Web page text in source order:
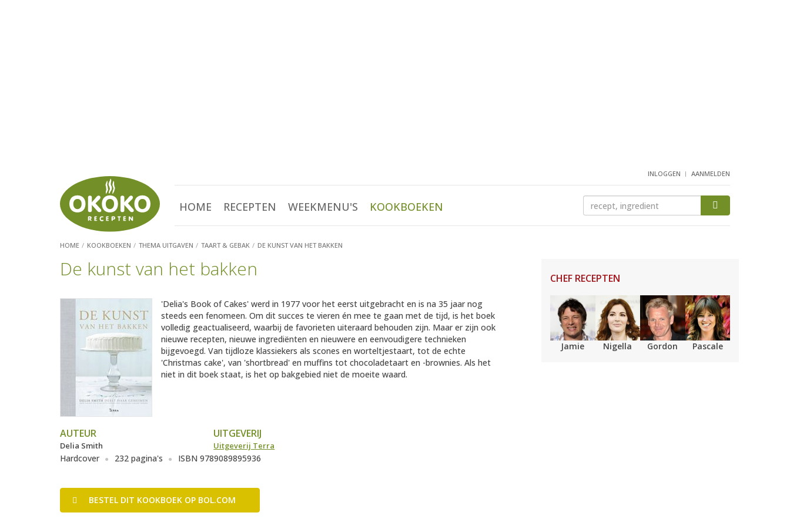
INLOGGEN AANMELDEN
HOME RECEPTEN WEEKMENU'S KOOKBOEKEN
HOME KOOKBOEKEN THEMA UITGAVEN TAART & GEBAK DE KUNST VAN HET BAKKEN
De kunst van het bakken
'Delia's Book of Cakes' werd in 1977 voor het eerst uitgebracht en is na 35 jaar nog
steeds een fenomeen. Om dit succes te vieren én mee te gaan met de tijd, is het boek
volledig geactualiseerd, waarbij de favorieten uiteraard behouden zijn. Maar er zijn ook
nieuwe recepten, nieuwe ingrediënten en nieuwere en eenvoudigere technieken
bijgevoegd. Van tijdloze klassiekers als scones en worteltjestaart, tot de echte
'Christmas cake', van 'shortbread' en muffins tot chocoladetaart en -brownies. Als het
niet in dit boek staat, is het op bakgebied niet de moeite waard.
AUTEUR
Delia Smith
UITGEVERIJ
Uitgeverij Terra
Hardcover 232 pagina's ISBN 9789089895936
BESTEL DIT KOOKBOEK OP BOL.COM
CHEF RECEPTEN
Jamie Nigella Gordon Pascale